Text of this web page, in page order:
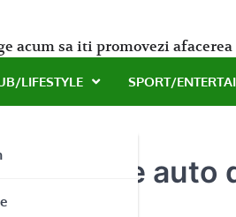
acum sa iti promovezi
LIFESTYLE SPORT/
de piese auto